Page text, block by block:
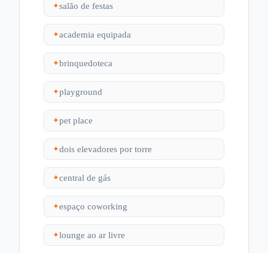
✦salão de festas
✦academia equipada
✦brinquedoteca
✦playground
✦pet place
✦dois elevadores por torre
✦central de gás
✦espaço coworking
✦lounge ao ar livre